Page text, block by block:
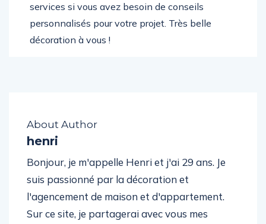
services si vous avez besoin de conseils
personnalisés pour votre projet. Très belle
décoration à vous !
About Author
henri
Bonjour, je m'appelle Henri et j'ai 29 ans. Je
suis passionné par la décoration et
l'agencement de maison et d'appartement.
Sur ce site, je partagerai avec vous mes